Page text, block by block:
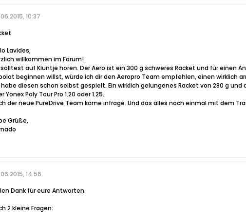
10:37
Lavides,
willkommen im Forum!
auf Kluntje hören. Der Aero ist ein 300 g schweres Racket und für
beginnen willst, würde ich dir den Aeropro Team empfehlen, einen wirklich
diesen schon selbst gespielt. Ein wirklich gelungenes Racket von 280 g
Yonex Poly Tour Pro 1.20 oder 1.25.
der neue PureDrive Team käme infrage. Und das alles noch einmal mit dem
Grüße,
14:56
Dank für eure Antworten.
2 kleine Fragen: